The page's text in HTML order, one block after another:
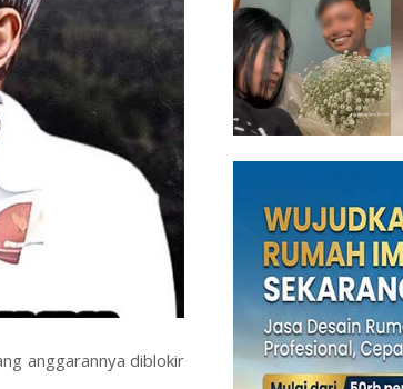
anggarannya diblokir